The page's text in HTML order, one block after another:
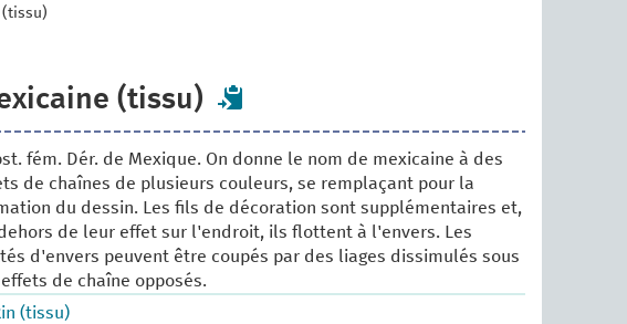
(tissu)
(tissu)
fém. Dér. de Mexique. On donne le nom de mexicaine à des
de chaînes de plusieurs couleurs, se remplaçant pour la
du dessin. Les fils de décoration sont supplémentaires et,
de leur effet sur l'endroit, ils flottent à l'envers. Les
d'envers peuvent être coupés par des liages dissimulés sous
effets de chaîne opposés.
(tissu)